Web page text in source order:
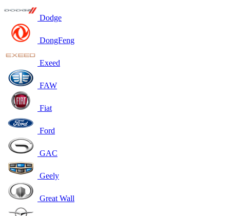
Dodge
DongFeng
Exeed
FAW
Fiat
Ford
GAC
Geely
Great Wall